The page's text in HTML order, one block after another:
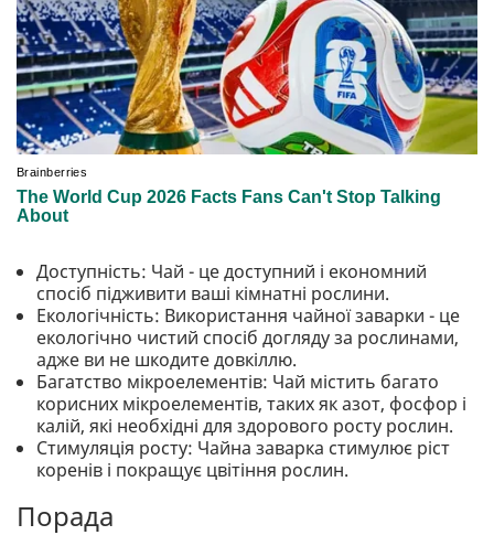
Доступність: Чай - це доступний і економний
спосіб підживити ваші кімнатні рослини.
Екологічність: Використання чайної заварки - це
екологічно чистий спосіб догляду за рослинами,
адже ви не шкодите довкіллю.
Багатство мікроелементів: Чай містить багато
корисних мікроелементів, таких як азот, фосфор і
калій, які необхідні для здорового росту рослин.
Стимуляція росту: Чайна заварка стимулює ріст
коренів і покращує цвітіння рослин.
Порада